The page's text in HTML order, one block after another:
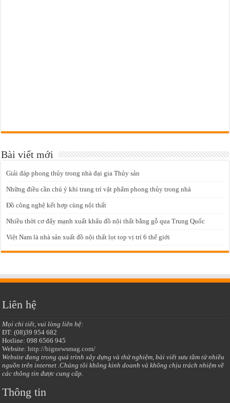
Bài viết mới
Giải đáp phong thủy trong nhà đại gia Thủy sản
Những điều cần chú ý khi trang trí vật phẩm phong thủy trong nhà
Đồ công nghệ kết hợp cùng nội thất
Nhiều thời cơ đẩy mạnh xuất khẩu đồ nội thất bằng gỗ qua Trung Quốc
Việt Nam là nhà sản xuất đồ nội thất lọt top vị trí 6 thế giới
Liên hệ
Mọi chi tiết, vui lòng liên hệ:
ĐT: (08)39 954 682
Hotline: 098 6566 945
Website:http://bignewsmag.com/
Website đang trong quá trình xây dựng và thử nghiệm, bài viết sưu tầm từ nhiều
nguồn trên internet .Chúng tôi không kinh doanh và không chịu trách nhiệm về
các thông tin được cung cấp.
Thông tin